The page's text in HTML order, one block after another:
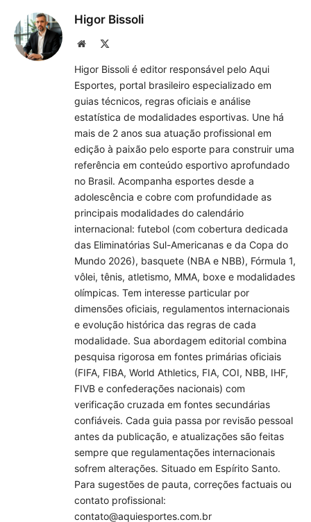
Higor Bissoli
Site
Higor Bissoli é editor responsável pelo Aqui
Esportes, portal brasileiro especializado em
guias técnicos, regras oficiais e análise
estatística de modalidades esportivas. Une há
mais de 2 anos sua atuação profissional em
edição à paixão pelo esporte para construir uma
referência em conteúdo esportivo aprofundado
no Brasil. Acompanha esportes desde a
adolescência e cobre com profundidade as
principais modalidades do calendário
internacional: futebol (com cobertura dedicada
das Eliminatórias Sul-Americanas e da Copa do
Mundo 2026), basquete (NBA e NBB), Fórmula 1,
vôlei, tênis, atletismo, MMA, boxe e modalidades
olímpicas. Tem interesse particular por
dimensões oficiais, regulamentos internacionais
e evolução histórica das regras de cada
modalidade. Sua abordagem editorial combina
pesquisa rigorosa em fontes primárias oficiais
(FIFA, FIBA, World Athletics, FIA, COI, NBB, IHF,
FIVB e confederações nacionais) com
verificação cruzada em fontes secundárias
confiáveis. Cada guia passa por revisão pessoal
antes da publicação, e atualizações são feitas
sempre que regulamentações internacionais
sofrem alterações. Situado em Espírito Santo.
Para sugestões de pauta, correções factuais ou
contato profissional:
contato@aquiesportes.com.br